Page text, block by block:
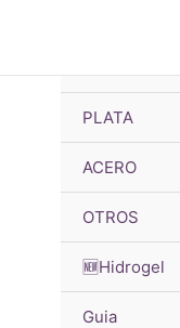
PLATA
ACERO
OTROS
🆕Hidrogel
Guia